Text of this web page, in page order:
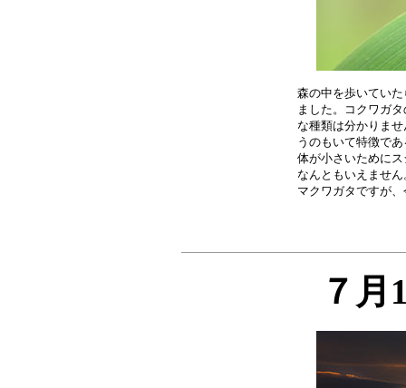
森の中を歩いてい
ました。コクワガ
な種類は分かりま
うのもいて特徴で
体が小さいために
なんともいえませ
７月